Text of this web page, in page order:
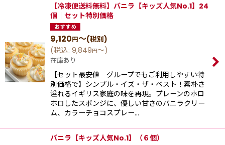
【冷凍便送料無料】バニラ【キッズ人気No.1】24
個｜セット特別価格
9,120円～(税別)
(税込: 9,849円～)
在庫あり
【セット最安値 グループでもご利用しやすい特
別価格で】シンプル‧イズ‧ザ‧ベスト！素朴さ
溢れるイギリス家庭の味を再現。プレーンのホロ
ホロしたスポンジに、優しい⽢さのバニラクリー
ム、カラーチョコスプレー…
バニラ【キッズ人気No.1】（６個）